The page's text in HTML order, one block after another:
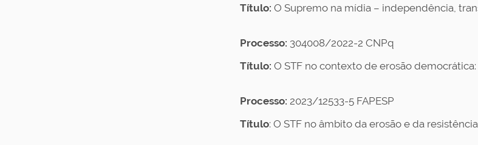
Título: O Supremo na mídia – independência,
Processo: 304008/2022-2 CNPq
Título: O STF no contexto de erosão
Processo: 2023/12533-5 FAPESP
Título: O STF no âmbito da erosão e da